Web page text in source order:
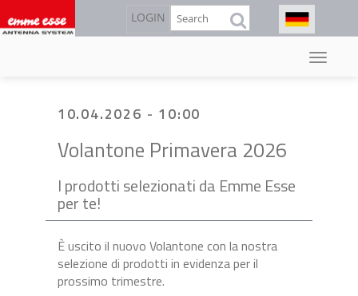
zum
Inhalt
LOGIN Suche
10.04.2026 - 10:00
Volantone Primavera 2026
I prodotti selezionati da Emme Esse
per te!
È uscito il nuovo Volantone con la nostra
selezione di prodotti in evidenza per il
prossimo trimestre.